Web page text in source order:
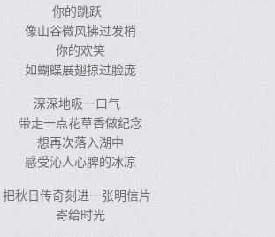
你的跳跃
像山谷微风拂过发梢
你的欢笑
如蝴蝶展翅掠过脸庞
深深地吸一口气
带走一点花草香做纪念
想再次落入湖中
感受沁人心脾的冰凉
把秋日传奇刻进一张明信片
寄给时光